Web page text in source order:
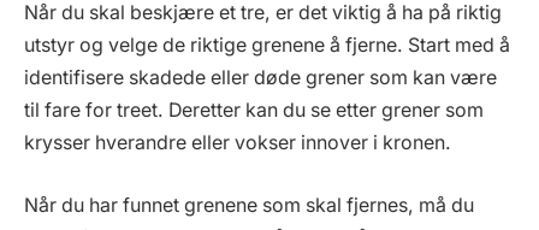
Når du skal beskjære et tre, er det viktig å ha på riktig
utstyr og velge de riktige grenene å fjerne. Start med å
identifisere skadede eller døde grener som kan være
til fare for treet. Deretter kan du se etter grener som
krysser hverandre eller vokser innover i kronen.
Når du har funnet grenene som skal fjernes, må du